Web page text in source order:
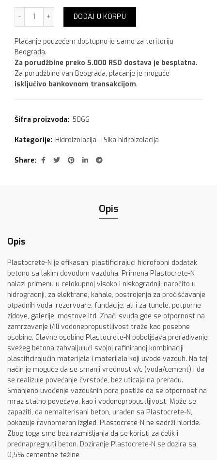
Sika Plastocrete N 5 kg količina
DODAJ U KORPU
Plaćanje pouzećem dostupno je samo za teritoriju
Beograda.
Za porudžbine preko 5.000 RSD dostava je besplatna.
Za porudžbine van Beograda, plaćanje je moguće
isključivo bankovnom transakcijom.
Šifra proizvoda: 5066
Kategorije: Hidroizolacija , Sika hidroizolacija
Share
Opis
Opis
Plastocrete-N je efikasan, plastificirajući hidrofobni dodatak
betonu sa lakim dovodom vazduha. Primena Plastocrete-N
nalazi primenu u celokupnoj visoko i niskogradnji, naročito u
hidrogradnji, za elektrane, kanale, postrojenja za pročišćavanje
otpadnih voda, rezervoare, fundacije, ali i za tunele, potporne
zidove, galerije, mostove itd. Znači svuda gde se otpornost na
zamrzavanje i/ili vodonepropustljivost traže kao posebne
osobine. Glavne osobine Plastocrete-N poboljšava prerađivanje
svežeg betona zahvaljujući svojoj rafiniranoj kombinaciji
plastificirajućih materijala i materijala koji uvode vazduh. Na taj
način je moguće da se smanji vrednost v/c (voda/cement) i da
se realizuje povećanje čvrstoće, bez uticaja na preradu.
Smanjeno uvođenje vazdušnih pora postiže da se otpornost na
mraz stalno povećava, kao i vodonepropustljivost. Može se
zapaziti, da nemalterisani beton, urađen sa Plastocrete-N,
pokazuje ravnomeran izgled. Plastocrete-N ne sadrži hloride.
Zbog toga sme bez razmišljanja da se koristi za čelik i
prednapregnuti beton. Doziranje Plastocrete-N se dozira sa
0,5% cementne težine